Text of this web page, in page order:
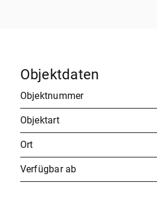
Objektdaten
Objektnummer
Objektart
Ort
Verfügbar ab